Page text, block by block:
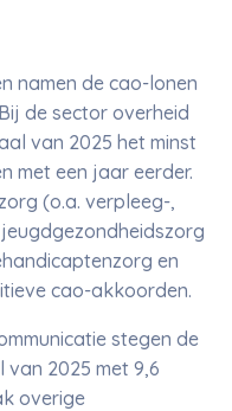
namen de cao-lonen
de sector overheid
van 2025 het minst
met een jaar eerder.
(o.a. verpleeg-,
en
cao-akkoorden.
stegen de
2025 met 9,6
overige